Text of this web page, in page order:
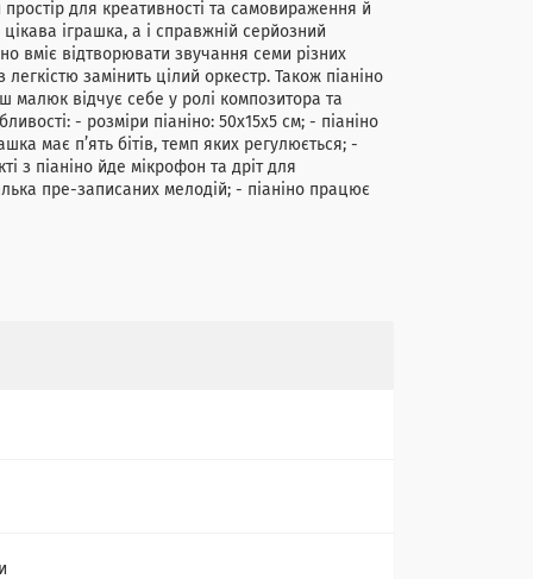
для креативності та самовираження й
іграшка, а і справжній серйозний
вміє відтворювати звучання семи різних
легкістю замінить цілий оркестр. Також піаніно
малюк відчує себе у ролі композитора та
- розміри піаніно: 50х15х5 см; - піаніно
має п’ять бітів, темп яких регулюється; -
з піаніно йде мікрофон та дріт для
пре-записаних мелодій; - піаніно працює